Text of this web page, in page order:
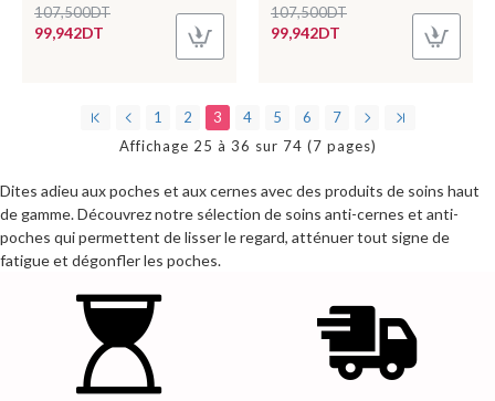
99,942DT
107,500DT
99,942DT
107,500DT
1 2 3 4 5 6
7
Affichage 25 à 36 sur 74 (7 pages)
Dites adieu aux poches et aux cernes avec des produits de soins haut
de gamme. Découvrez notre sélection de soins anti-cernes et anti-
poches qui permettent de lisser le regard, atténuer tout signe de
fatigue et dégonfler les poches.